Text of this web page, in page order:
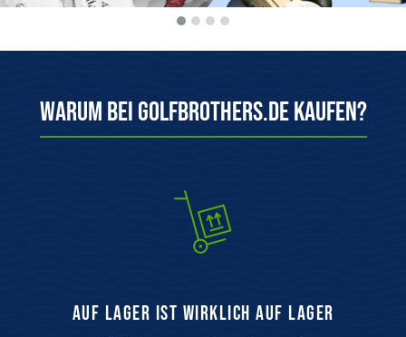
Warum bei Golfbrothers.de kaufen?
auf Lager ist wirklich auf Lager